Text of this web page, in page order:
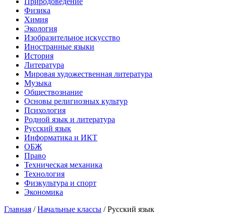
Физика
Химия
Экология
Изобразительное искусство
Иностранные языки
История
Литература
Мировая художественная литература
Музыка
Обществознание
Основы религиозных культур
Психология
Родной язык и литература
Русский язык
Информатика и ИКТ
ОБЖ
Право
Техническая механика
Технология
Физкультура и спорт
Экономика
Главная /Начальные классы /Русский язык